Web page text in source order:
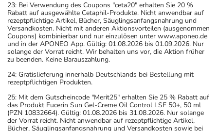
23: Bei Verwendung des Coupons "ceta20" erhalten Sie 20 %
Rabatt auf ausgewählte Cetaphil-Produkte. Nicht anwendbar auf
rezeptpflichtige Artikel, Bücher, Säuglingsanfangsnahrung und
Versandkosten. Nicht mit anderen Aktionsvorteilen (ausgenommen
Coupons) kombinierbar und nur einzulösen unter www.aponeo.de
und in der APONEO App. Gültig: 01.08.2026 bis 01.09.2026. Nur
solange der Vorrat reicht. Wir behalten uns vor, die Aktion früher
zu beenden. Keine Barauszahlung.
24: Gratislieferung innerhalb Deutschlands bei Bestellung mit
rezeptpflichtigen Produkten.
25: Mit dem Gutscheincode "Merit25" erhalten Sie 25 % Rabatt auf
das Produkt Eucerin Sun Gel-Creme Oil Control LSF 50+, 50 ml
(PZN 10832664). Gültig: 01.08.2026 bis 31.08.2026. Nur solange
der Vorrat reicht. Nicht anwendbar auf rezeptpflichtige Artikel,
Bücher, Säuglingsanfangsnahrung und Versandkosten sowie bei